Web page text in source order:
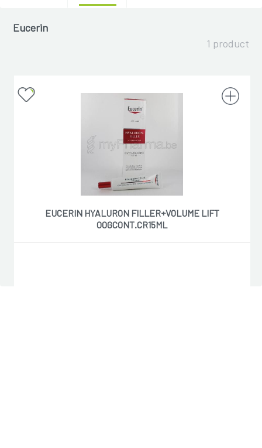
Eucerin
1 product
EUCERIN HYALURON FILLER+VOLUME LIFT
OOGCONT.CR15ML